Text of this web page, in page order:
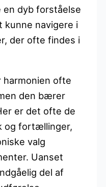
en dyb forståelse
kunne navigere i
der ofte findes i
harmonien ofte
den bærer
er det ofte de
og fortællinger,
valg
Uanset
del af